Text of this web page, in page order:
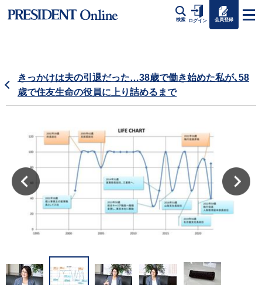
検索 ログイン 会員登録
きっかけは夫の引退だった…38歳で働き始めた私が､58
歳で住友生命の役員に上り詰めるまで